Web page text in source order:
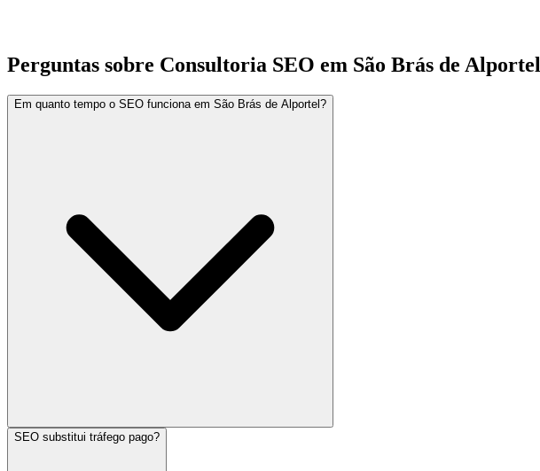
Perguntas sobre Consultoria SEO em São Brás de Alportel
Em quanto tempo o SEO funciona em São Brás de Alportel?
SEO substitui tráfego pago?